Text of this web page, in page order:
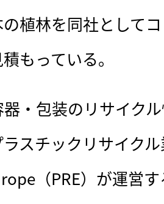
植林を同社として
もっている。
・包装のリサイク
スチックリサイク
（PRE）が運営